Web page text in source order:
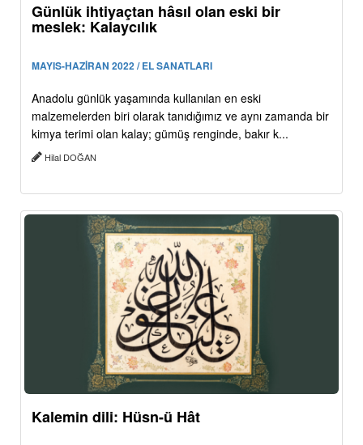
Günlük ihtiyaçtan hâsıl olan eski bir
meslek: Kalaycılık
MAYIS-HAZİRAN 2022 / EL SANATLARI
Anadolu günlük yaşamında kullanılan en eski
malzemelerden biri olarak tanıdığımız ve aynı zamanda bir
kimya terimi olan kalay; gümüş renginde, bakır k...
Hilal DOĞAN
Kalemin dili: Hüsn-ü Hât